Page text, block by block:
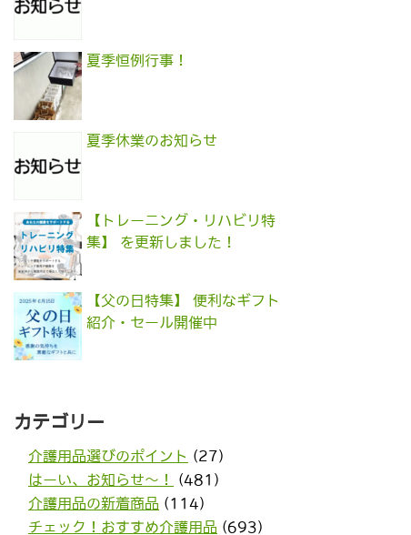
夏季恒例行事！
夏季休業のお知らせ
【トレーニング・リハビリ特
集】 を更新しました！
【父の日特集】 便利なギフト
紹介・セール開催中
カテゴリー
介護用品選びのポイント (27)
はーい、お知らせ〜！
(481)
介護用品の新着商品 (114)
チェック！おすすめ介護用品 (693)